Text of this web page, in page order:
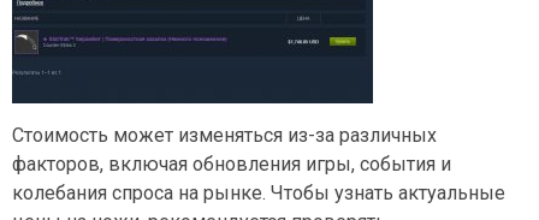
Стоимость может изменяться из-за различных
факторов, включая обновления игры, события и
колебания спроса на рынке. Чтобы узнать актуальные